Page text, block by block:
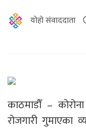
योहो संवाददाता
काठमाडौँ –
रोजगारी गुमाएका